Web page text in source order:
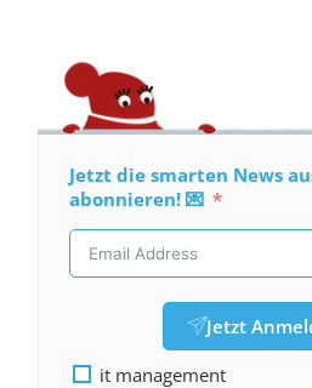
Jetzt die smarten News
abonnieren! 💌
Jetzt
it management